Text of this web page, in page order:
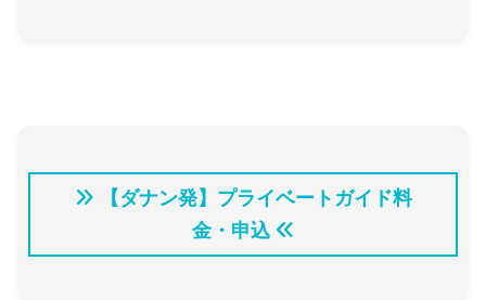
【ダナン発】プライベートガイド料
金・申込